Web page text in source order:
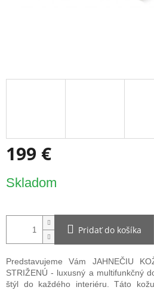
199 €
cena:
Skladom
Pridať do košíka
Predstavujeme Vám JAHNEČIU
STRIŽENÚ - luxusný a multifunkčný
štýl do každého interiéru. Táto